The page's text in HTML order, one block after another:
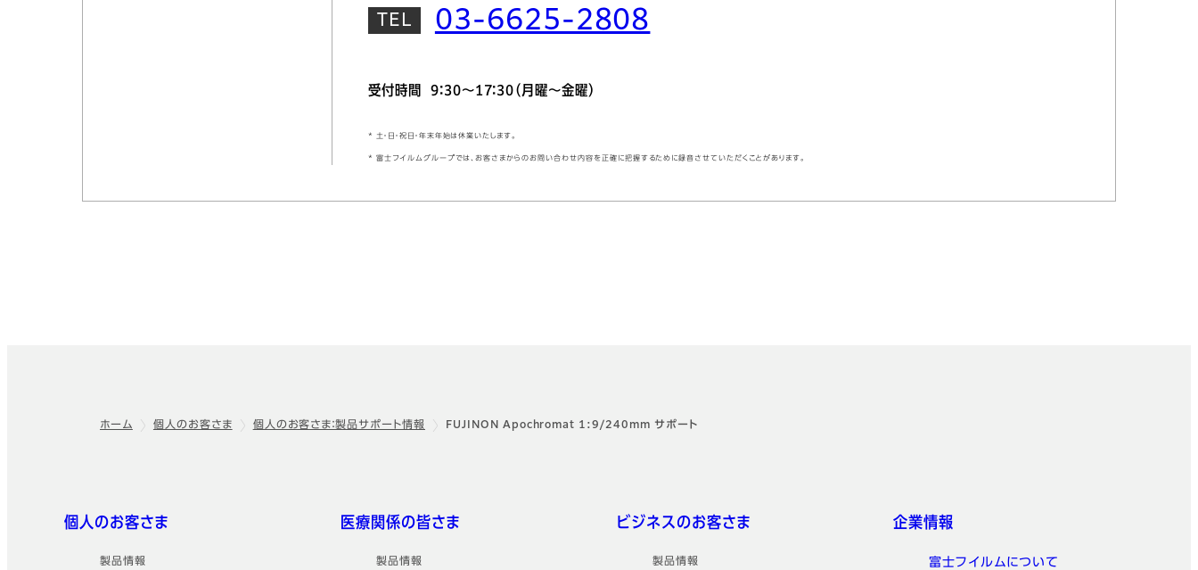
03-6625-2808
受付時間 9：30～17：30（月曜～金曜）
* 土・日・祝日・年末年始は休業いたします。
* 富士フイルムグループでは、お客さまからのお問い合わせ内容を正確に把握するために録音させていただくことがあります。
ホーム 個人のお客さま 個人のお客さま：製品サポート情報 FUJINON Apochromat 1:9/240mm サポート
クイックリンク
個人のお客さま
製品情報
医療関係の皆さま
製品情報
ビジネスのお客さま
製品情報
企業情報
富士フイルムについて